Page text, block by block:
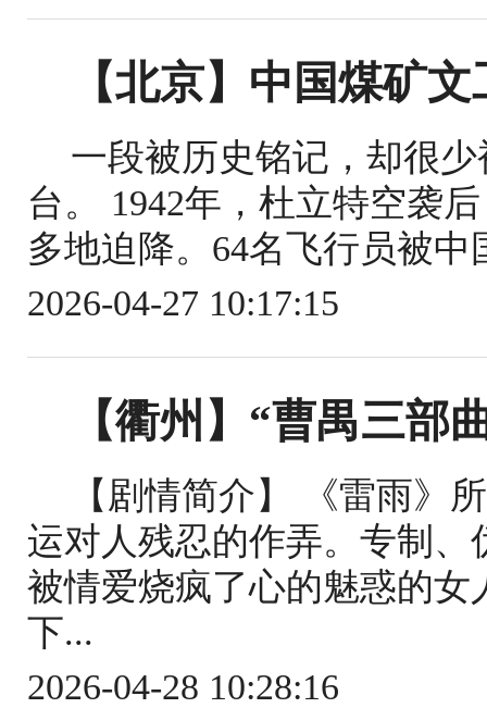
【北京】中国煤矿
一段被历史铭记，却很
台。 1942年，杜立特空袭
多地迫降。64名飞行员被
2026-04-27 10:17:15
【衢州】“曹禺三部
【剧情简介】 《雷雨》
运对人残忍的作弄。专制
被情爱烧疯了心的魅惑的
下...
2026-04-28 10:28:16